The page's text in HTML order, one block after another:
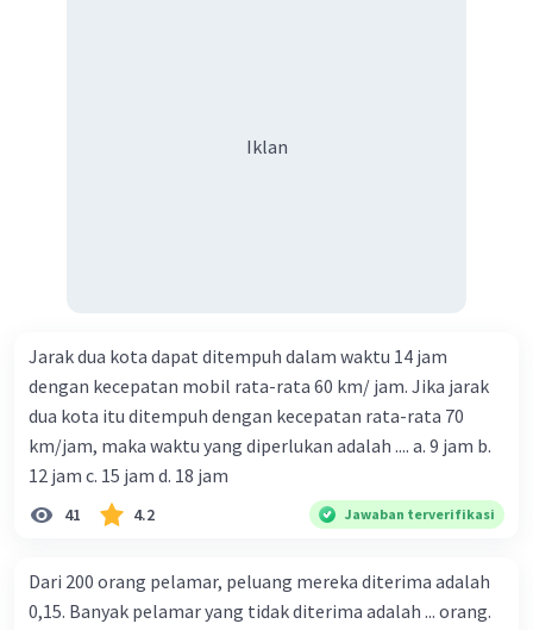
Iklan
Jarak dua kota dapat ditempuh dalam waktu 14 jam
dengan kecepatan mobil rata-rata 60 km/ jam. Jika jarak
dua kota itu ditempuh dengan kecepatan rata-rata 70
km/jam, maka waktu yang diperlukan adalah .... a. 9 jam b.
12 jam c. 15 jam d. 18 jam
41 4.2 Jawaban terverifikasi
Dari 200 orang pelamar, peluang mereka diterima adalah
0,15. Banyak pelamar yang tidak diterima adalah ... orang.